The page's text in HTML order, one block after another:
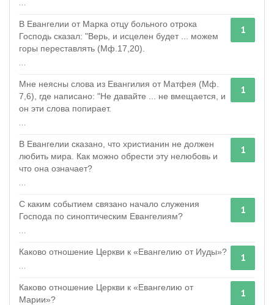
...
1
В Евангелии от Марка отцу больного отрока
Господь сказал: "Верь, и исцелен будет ... можем
горы переставлять (Мф.17,20).
...
1
Мне неясны слова из Евангилия от Матфея (Мф.
7,6), где написано: "Не давайте ... не вмещается, и
он эти слова попирает.
...
1
В Евангелии сказано, что христианин не должен
любить мира. Как можно обрести эту нелюбовь и
что она означает?
...
1
С каким событием связано начало служения
Господа по синоптическим Евангелиям?
...
1
Каково отношение Церкви к «Евангелию от Иуды»?
...
1
Каково отношение Церкви к «Евангелию от
Марии»?